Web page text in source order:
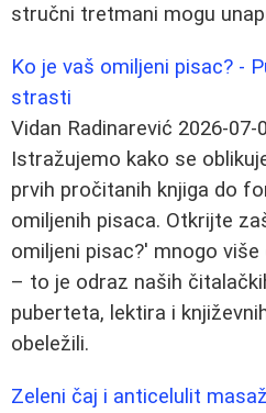
stručni tretmani mogu
Ko je vaš omiljeni pisac? -
strasti
Vidan Radinarević 2026-07-
Istražujemo kako se
prvih pročitanih knjiga do
omiljenih pisaca. Otkrijte
omiljeni pisac?' mnogo
– to je odraz naših
puberteta, lektira i
obeležili.
Zeleni čaj i anticelulit